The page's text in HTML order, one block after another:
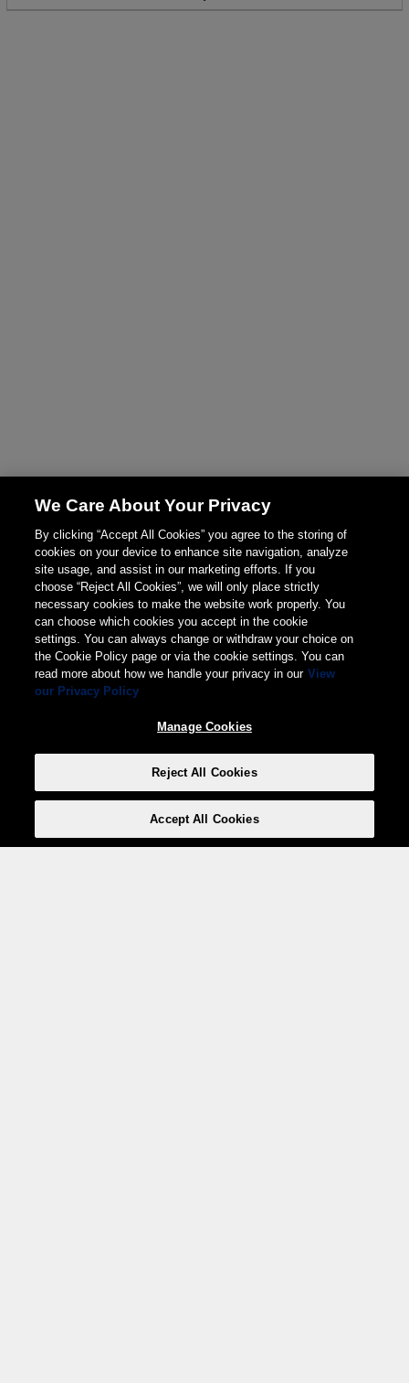
We Care About Your Privacy
By clicking “Accept All Cookies” you agree to the storing of
cookies on your device to enhance site navigation, analyze
site usage, and assist in our marketing efforts. If you
choose “Reject All Cookies”, we will only place strictly
necessary cookies to make the website work properly. You
can choose which cookies you accept in the cookie
settings. You can always change or withdraw your choice on
the Cookie Policy page or via the cookie settings. You can
read more about how we handle your privacy in our View
our Privacy Policy
Manage Cookies
Reject All Cookies
Accept All Cookies